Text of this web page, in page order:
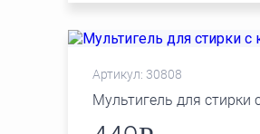
Артикул: 30808
Мультигель для стирки